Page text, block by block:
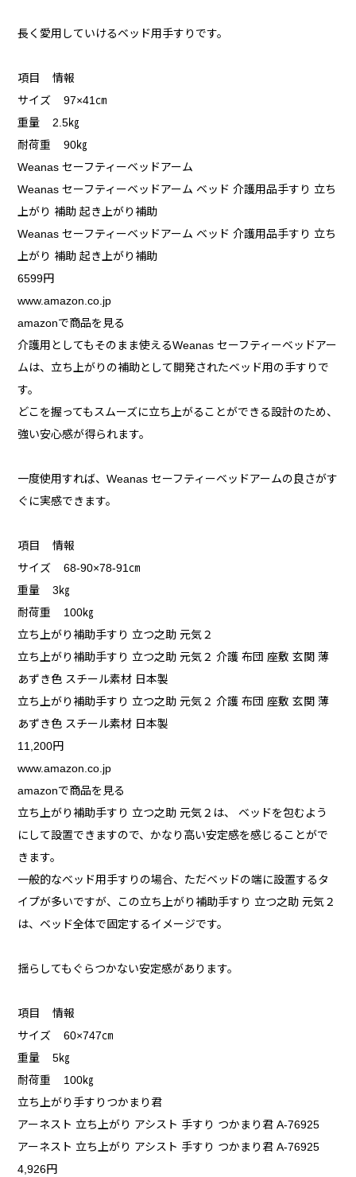
長く愛用していけるベッド用手すりです。
項目 情報
サイズ 97×41㎝
重量 2.5㎏
耐荷重 90㎏
Weanas セーフティーベッドアーム
Weanas セーフティーベッドアーム ベッド 介護用品手すり 立ち
上がり 補助 起き上がり補助
Weanas セーフティーベッドアーム ベッド 介護用品手すり 立ち
上がり 補助 起き上がり補助
6599円
www.amazon.co.jp
amazonで商品を見る
介護用としてもそのまま使えるWeanas セーフティーベッドアー
ムは、立ち上がりの補助として開発されたベッド用の手すりで
す。
どこを握ってもスムーズに立ち上がることができる設計のため、
強い安心感が得られます。
一度使用すれば、Weanas セーフティーベッドアームの良さがす
ぐに実感できます。
項目 情報
サイズ 68-90×78-91㎝
重量 3㎏
耐荷重 100㎏
立ち上がり補助手すり 立つ之助 元気２
立ち上がり補助手すり 立つ之助 元気２ 介護 布団 座敷 玄関 薄
あずき色 スチール素材 日本製
立ち上がり補助手すり 立つ之助 元気２ 介護 布団 座敷 玄関 薄
あずき色 スチール素材 日本製
11,200円
www.amazon.co.jp
amazonで商品を見る
立ち上がり補助手すり 立つ之助 元気２は、 ベッドを包むよう
にして設置できますので、かなり高い安定感を感じることがで
きます。
一般的なべッド用手すりの場合、ただベッドの端に設置するタ
イプが多いですが、この立ち上がり補助手すり 立つ之助 元気２
は、ベッド全体で固定するイメージです。
揺らしてもぐらつかない安定感があります。
項目 情報
サイズ 60×747㎝
重量 5㎏
耐荷重 100㎏
立ち上がり手すりつかまり君
アーネスト 立ち上がり アシスト 手すり つかまり君 A-76925
アーネスト 立ち上がり アシスト 手すり つかまり君 A-76925
4,926円